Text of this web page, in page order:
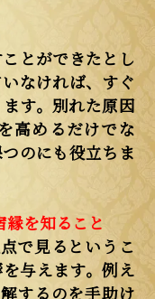
とができたとし
なければ、すぐ
す。別れた原因
高めるだけでな
のにも役立ちま
を知ること
で見るというこ
与えます。例え
するのを手助け